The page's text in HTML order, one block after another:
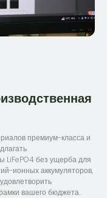
премиум-класса и
LiFePO4 без ущерба для
ионных аккумуляторов,
вашего бюджета..